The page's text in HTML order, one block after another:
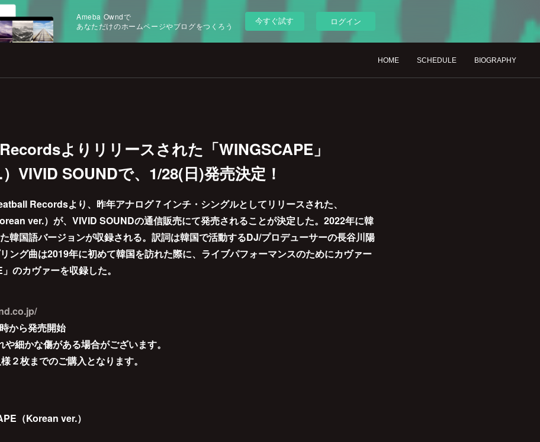
Ameba Owndで
あなただけのホームページやブログをつくろう
今すぐ試す ログイン
HOME SCHEDULE BIOGRAPHY
よりリリースされた「WINGSCAPE」
）VIVID SOUNDで、1/28(日)発売決定！
Recordsより、昨年アナログ７インチ・シングルとしてリリースされた、
ver.）が、VIVID SOUNDの通信販売にて発売されることが決定した。2022年に韓
韓国語バージョンが収録される。訳詞は韓国で活動するDJ/プロデューサーの長谷川陽
ング曲は2019年に初めて韓国を訪れた際に、ライブパフォーマンスのためにカヴァー
のカヴァーを収録した。
から発売開始
細かな傷がある場合がございます。
２枚までのご購入となります。
（Korean ver.）